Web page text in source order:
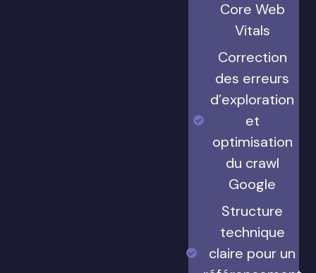
Core Web
Vitals
Correction
des erreurs
d’exploration
et
optimisation
du crawl
Google
Structure
technique
claire pour un